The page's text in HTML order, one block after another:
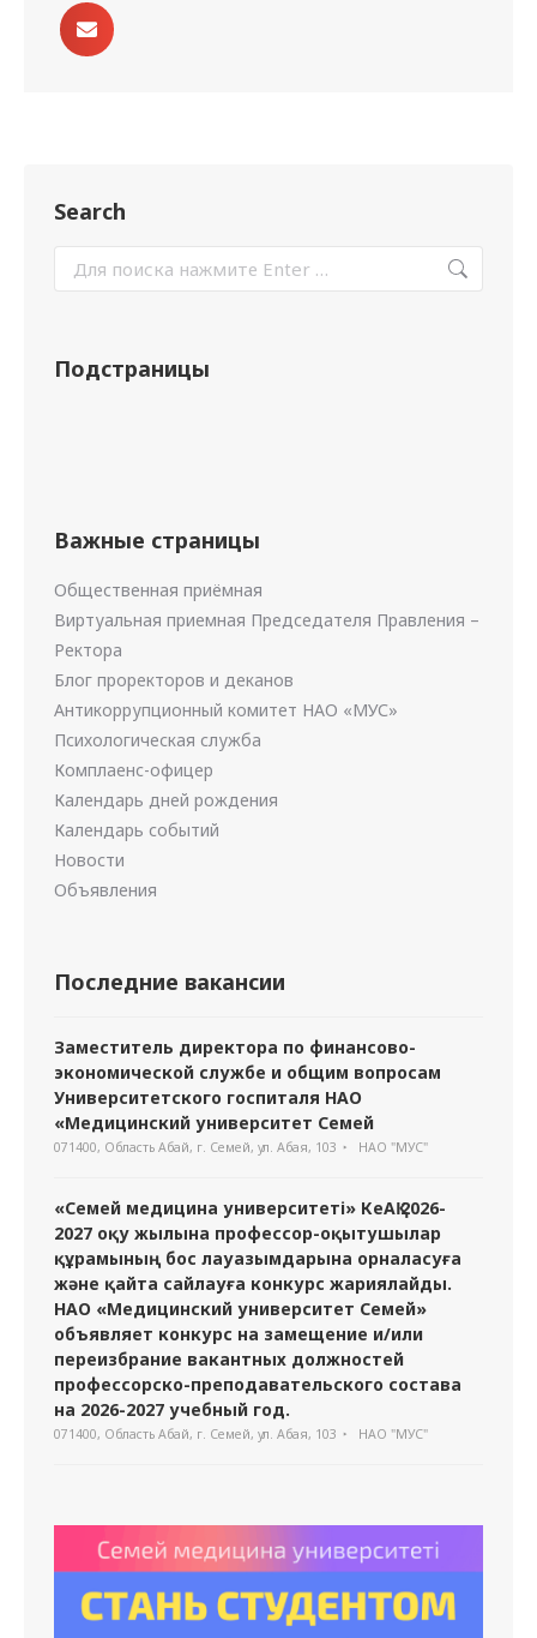
Search
Подстраницы
Важные страницы
Общественная приёмная
Виртуальная приемная Председателя Правления –
Ректора
Блог проректоров и деканов
Антикоррупционный комитет НАО «МУС»
Психологическая служба
Комплаенс-офицер
Календарь дней рождения
Календарь событий
Новости
Объявления
Последние вакансии
Заместитель директора по финансово-
экономической службе и общим вопросам
Университетского госпиталя НАО
«Медицинский университет Семей
071400, Область Абай, г. Семей, ул. Абая, 103 НАО "МУС"
«Семей медицина университеті» КеАҚ 2026-
2027 оқу жылына профессор-оқытушылар
құрамының бос лауазымдарына орналасуға
және қайта сайлауға конкурс жариялайды.
НАО «Медицинский университет Семей»
объявляет конкурс на замещение и/или
переизбрание вакантных должностей
профессорско-преподавательского состава
на 2026-2027 учебный год.
071400, Область Абай, г. Семей, ул. Абая, 103 НАО "МУС"